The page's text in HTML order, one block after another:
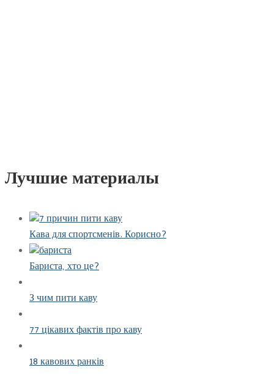
Лучшие материалы
Кава для спортсменів. Корисно?
Бариста, хто це?
З чим пити каву
77 цікавих фактів про каву
18 кавових ранків